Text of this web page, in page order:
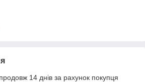
14 днів за рахунок покупця